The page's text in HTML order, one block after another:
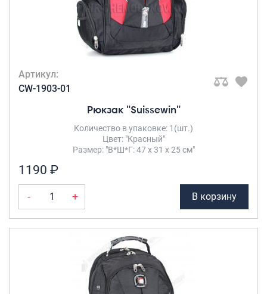
Артикул:
CW-1903-01
Рюкзак "Suissewin"
Количество в упаковке: 1(шт.)
Цвет: "Красный"
Размер: "В*Ш*Г: 47 х 31 х 25 см"
1190 ₽
- + В корзину